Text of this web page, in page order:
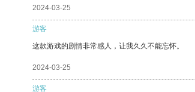
2024-03-25
游客
这款游戏的剧情非常感人，让我久久不能忘怀。
2024-03-25
游客